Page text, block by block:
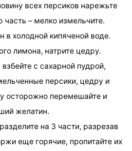
всех персиков нарежьте
– мелко измельчите.
в холодной кипяченой воде.
лимона, натрите цедру.
с сахарной пудрой,
персики, цедру и
осторожно перемешайте и
желатин.
на 3 части, разрезав
еще горячие, пропитайте их